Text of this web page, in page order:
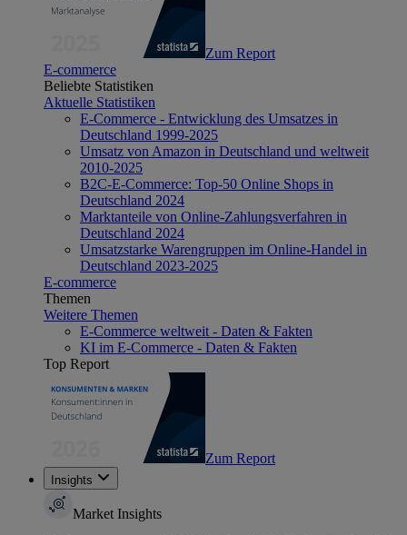
Zum Report
E-commerce
Beliebte Statistiken
Aktuelle Statistiken
E-Commerce - Entwicklung des Umsatzes in
Deutschland 1999-2025
Umsatz von Amazon in Deutschland und weltweit
2010-2025
B2C-E-Commerce: Top-50 Online Shops in
Deutschland 2024
Marktanteile von Online-Zahlungsverfahren in
Deutschland 2024
Umsatzstarke Warengruppen im Online-Handel in
Deutschland 2023-2025
E-commerce
Themen
Weitere Themen
E-Commerce weltweit - Daten & Fakten
KI im E-Commerce - Daten & Fakten
Top Report
Zum Report
Insights
Market Insights